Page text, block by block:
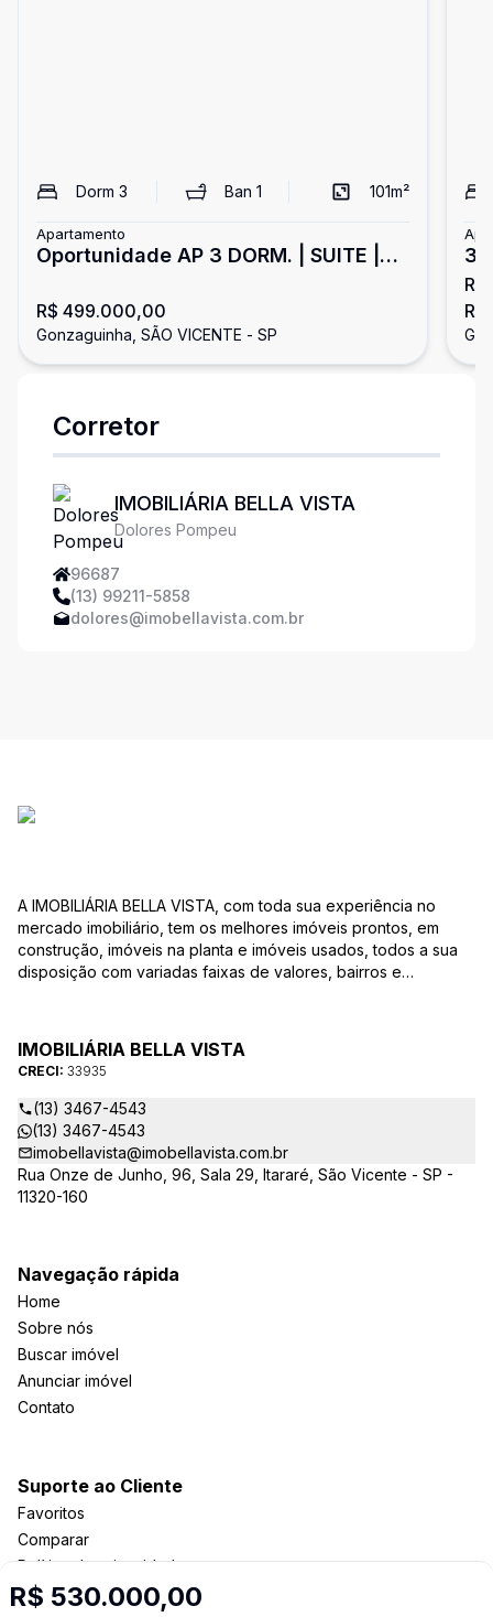
Dorm 3 Ban 1 101m²
Apartamento
Oportunidade AP 3 DORM. | SUITE |
R$ 499.000,00
Gonzaguinha, SÃO VICENTE - SP
3
Corretor
IMOBILIÁRIA BELLA VISTA
Dolores Pompeu
96687
(13) 99211-5858
dolores@imobellavista.com.br
R$ 530.000,00
A IMOBILIÁRIA BELLA VISTA, com toda sua experiência no
mercado imobiliário, tem os melhores imóveis prontos, em
construção, imóveis na planta e imóveis usados, todos a sua
disposição com variadas faixas de valores, bairros e
ao CRECI-EE – estarão sempre prontos para responder-lhe
todas as suas dúvidas sobre casas, apartamentos, terrenos,
salas comerciais e outros produtos imobiliários.
IMOBILIÁRIA BELLA VISTA
CRECI: 33935
(13) 3467-4543
(13) 3467-4543
imobellavista@imobellavista.com.br
Rua Onze de Junho, 96, Sala 29, Itararé, São Vicente - SP -
11320-160
Navegação rápida
Home
Sobre nós
Buscar imóvel
Anunciar imóvel
Contato
Suporte ao Cliente
Favoritos
Comparar
Política de privacidade